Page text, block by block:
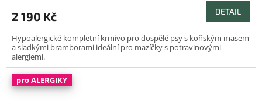
M
A
je
z
5
hvězdiček.
2 190 Kč DETAIL
Hypoalergické kompletní krmivo pro dospělé psy s koňským masem
a sladkými bramborami ideální pro mazíčky s potravinovými
alergiemi.
pro ALERGIKY